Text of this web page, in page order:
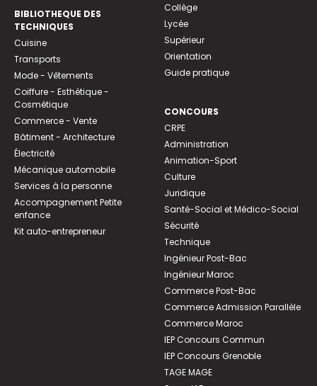
BIBLIOTHEQUE DES
TECHNIQUES
Cuisine
Transports
Mode - Vêtements
Coiffure - Esthétique -
Cosmétique
Commerce - Vente
Bâtiment - Architecture
Électricité
Mécanique automobile
Services à la personne
Accompagnement Petite
enfance
Kit auto-entrepreneur
Collège
Lycée
Supérieur
Orientation
Guide pratique
CONCOURS
CRPE
Administration
Animation-Sport
Culture
Juridique
Santé-Social et Médico-Social
Sécurité
Technique
Ingénieur Post-Bac
Ingénieur Maroc
Commerce Post-Bac
Commerce Admission Parallèle
Commerce Maroc
IEP Concours Commun
IEP Concours Grenoble
TAGE MAGE